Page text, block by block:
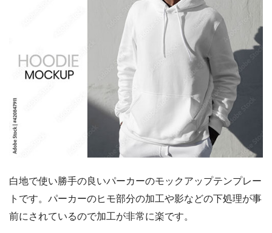
白地で使い勝手の良いパーカーのモックアップテンプレー
トです。パーカーのヒモ部分の加工や影などの下処理が事
前にされているので加工が非常に楽です。